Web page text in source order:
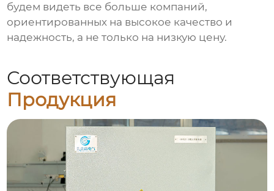
будем видеть все больше компаний,
ориентированных на высокое качество и
надежность, а не только на низкую цену.
Соответствующая
Продукция